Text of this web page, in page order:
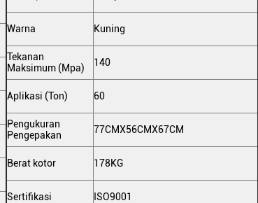
Warna Kuning
Tekanan
Maksimum (Mpa)
140
Aplikasi (Ton) 60
Pengukuran
Pengepakan
77CMX56CMX67CM
Berat kotor 178KG
Sertifikasi ISO9001